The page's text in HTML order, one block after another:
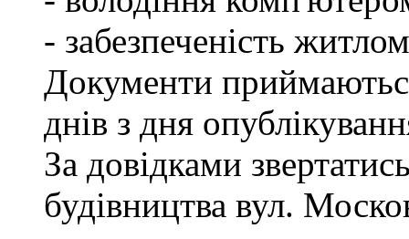
- забезпеченість
Документи
днів з дня
За довідками
будівництва вул.